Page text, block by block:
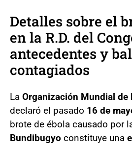
Detalles sobre el
en la R.D. del
antecedentes y
contagiados
La Organización Mundial de
declaró el pasado 16 de
brote de ébola causado por
Bundibugyo constituye una